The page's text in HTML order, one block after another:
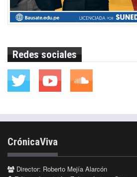
Redes sociales
CrónicaViva
Director: Roberto Mejía Alarcón